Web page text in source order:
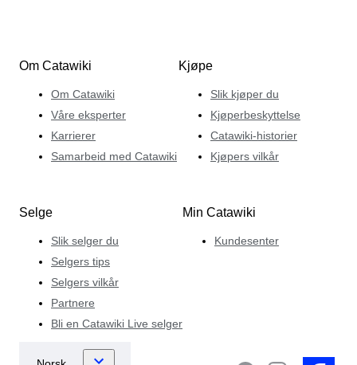
Om Catawiki
Om Catawiki
Våre eksperter
Karrierer
Samarbeid med Catawiki
Kjøpe
Slik kjøper du
Kjøperbeskyttelse
Catawiki-historier
Kjøpers vilkår
Selge
Slik selger du
Selgers tips
Selgers vilkår
Partnere
Bli en Catawiki Live selger
Min Catawiki
Kundesenter